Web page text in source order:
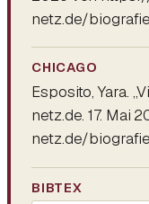
netz.de/
CHICAGO
Esposito, Yara.
netz.de. 17. Mai
netz.de/
BIBTEX